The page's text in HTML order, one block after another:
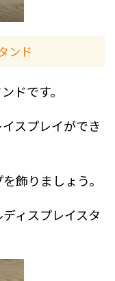
ンド
ドです。
スプレイができ
飾りましょう。
ィスプレイスタ